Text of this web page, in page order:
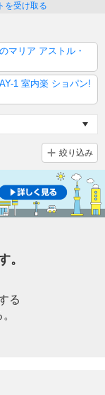
を受け取る
マリア アストル・
1 室内楽 ショパン!
絞り込み
。
る